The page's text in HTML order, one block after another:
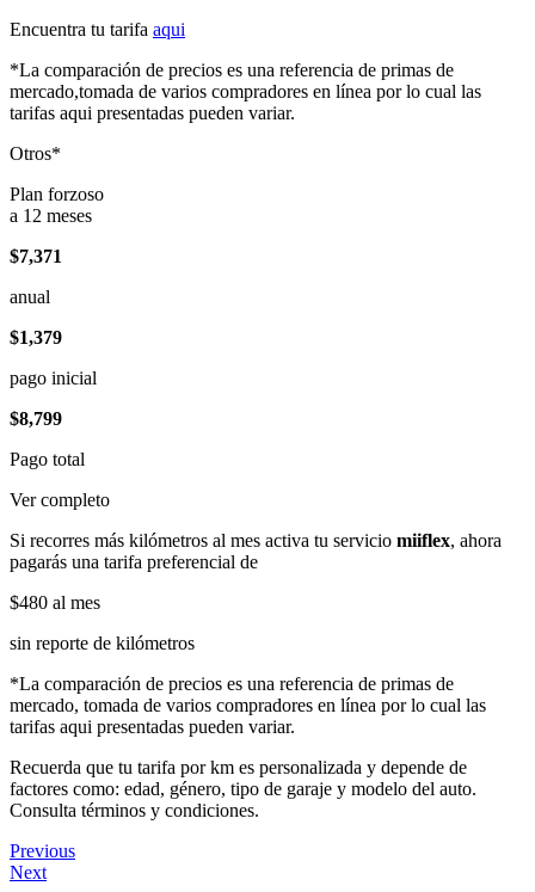
Encuentra tu tarifa aqui
*La comparación de precios es una referencia de primas de
mercado,tomada de varios compradores en línea por lo cual las
tarifas aqui presentadas pueden variar.
Otros*
Plan forzoso
a 12 meses
$7,371
anual
$1,379
pago inicial
$8,799
Pago total
Ver completo
Si recorres más kilómetros al mes activa tu servicio miiflex, ahora
pagarás una tarifa preferencial de
$480 al mes
sin reporte de kilómetros
*La comparación de precios es una referencia de primas de
mercado, tomada de varios compradores en línea por lo cual las
tarifas aqui presentadas pueden variar.
Recuerda que tu tarifa por km es personalizada y depende de
factores como: edad, género, tipo de garaje y modelo del auto.
Consulta términos y condiciones.
Previous
Next